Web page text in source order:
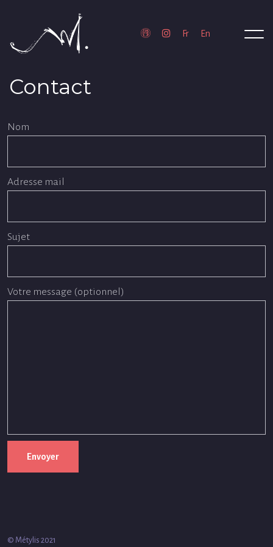
Contact
Nom
Adresse mail
Sujet
Votre message (optionnel)
© Métylis 2021